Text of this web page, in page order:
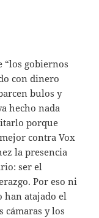
“los gobiernos
con dinero
bulos y
hecho nada
porque
contra Vox
la presencia
ser el
Por eso ni
han atajado el
cámaras y los